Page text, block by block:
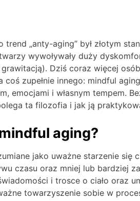
trend „anty-aging” był złotym
wywoływały duży
Dziś coraz więcej
coś zupełnie innego: mindful
emocjami i własnym tempem.
ta filozofia i jak ją
aging?
jako uważne starzenie się
czasu oraz mniej lub bardziej
i trosce o ciało oraz
towarzyszenie sobie w